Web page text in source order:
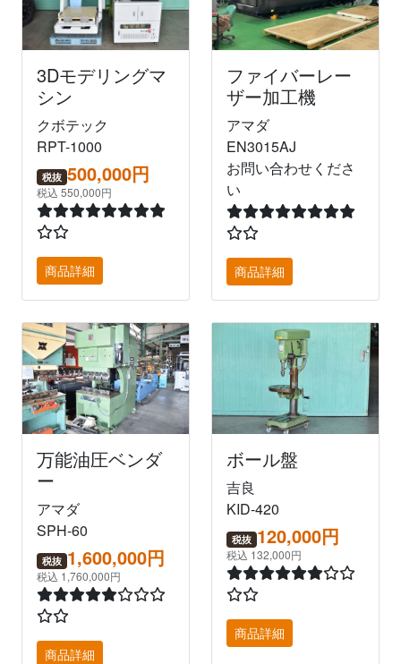
3Dモデリングマ
シン
クボテック
RPT-1000
税抜 500,000円
税込 550,000円
商品詳細
ファイバーレー
ザー加工機
アマダ
EN3015AJ
お問い合わせくださ
い
商品詳細
万能油圧ベンダ
ー
アマダ
SPH-60
税抜 1,600,000円
税込 1,760,000円
商品詳細
ボール盤
吉良
KID-420
税抜 120,000円
税込 132,000円
商品詳細